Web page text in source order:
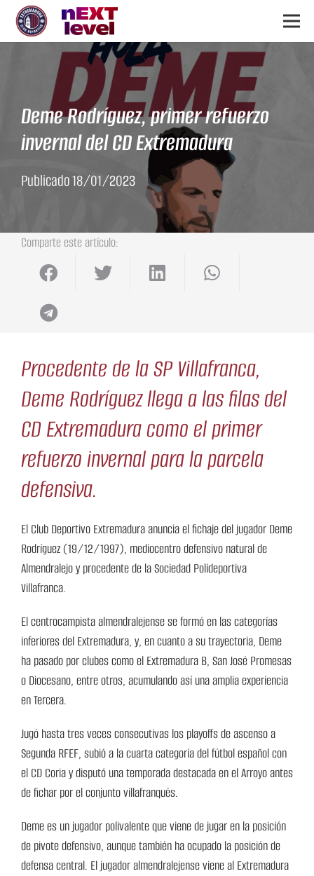
Deme Rodríguez, primer refuerzo
invernal del CD Extremadura
Publicado18/01/2023
Comparte este artículo:
Procedente de la SP Villafranca,
Deme Rodríguez llega a las filas del
CD Extremadura como el primer
refuerzo invernal para la parcela
defensiva.
El Club Deportivo Extremadura anuncia el fichaje del jugador Deme
Rodríguez (19/12/1997), mediocentro defensivo natural de
Almendralejo y procedente de la Sociedad Polideportiva
Villafranca.
El centrocampista almendralejense se formó en las categorías
inferiores del Extremadura, y, en cuanto a su trayectoria, Deme
ha pasado por clubes como el Extremadura B, San José Promesas
o Diocesano, entre otros, acumulando así una amplia experiencia
en Tercera.
Jugó hasta tres veces consecutivas los playoffs de ascenso a
Segunda RFEF, subió a la cuarta categoría del fútbol español con
el CD Coria y disputó una temporada destacada en el Arroyo antes
de fichar por el conjunto villafranqués.
Deme es un jugador polivalente que viene de jugar en la posición
de pivote defensivo, aunque también ha ocupado la posición de
defensa central. El jugador almendralejense viene al Extremadura